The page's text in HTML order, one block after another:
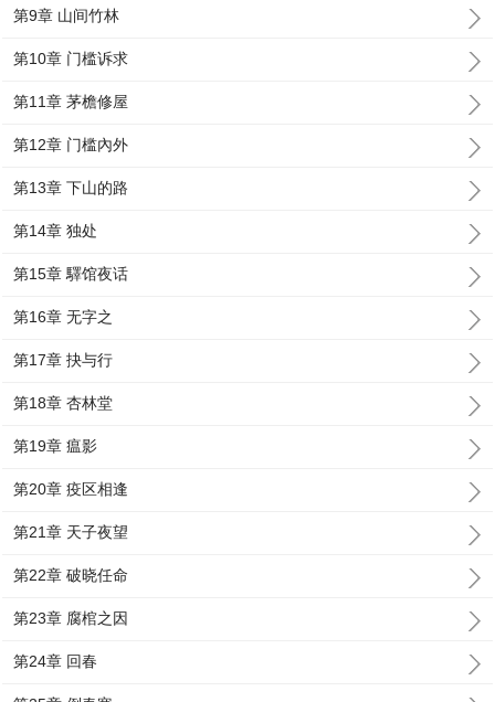
第9章 山间竹林
第10章 门槛诉求
第11章 茅檐修屋
第12章 门槛內外
第13章 下山的路
第14章 独处
第15章 驛馆夜话
第16章 无字之
第17章 抉与行
第18章 杏林堂
第19章 瘟影
第20章 疫区相逢
第21章 天子夜望
第22章 破晓任命
第23章 腐棺之因
第24章 回春